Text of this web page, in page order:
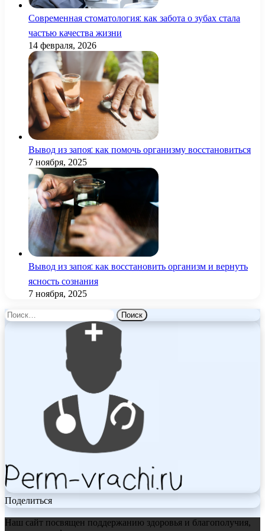
Современная стоматология: как забота о зубах стала
частью качества жизни
14 февраля, 2026
Вывод из запоя: как помочь организму восстановиться
7 ноября, 2025
Вывод из запоя: как восстановить организм и вернуть
ясность сознания
7 ноября, 2025
Найти:
Поделиться
Наш сайт посвящен поддержанию здоровья и благополучия,